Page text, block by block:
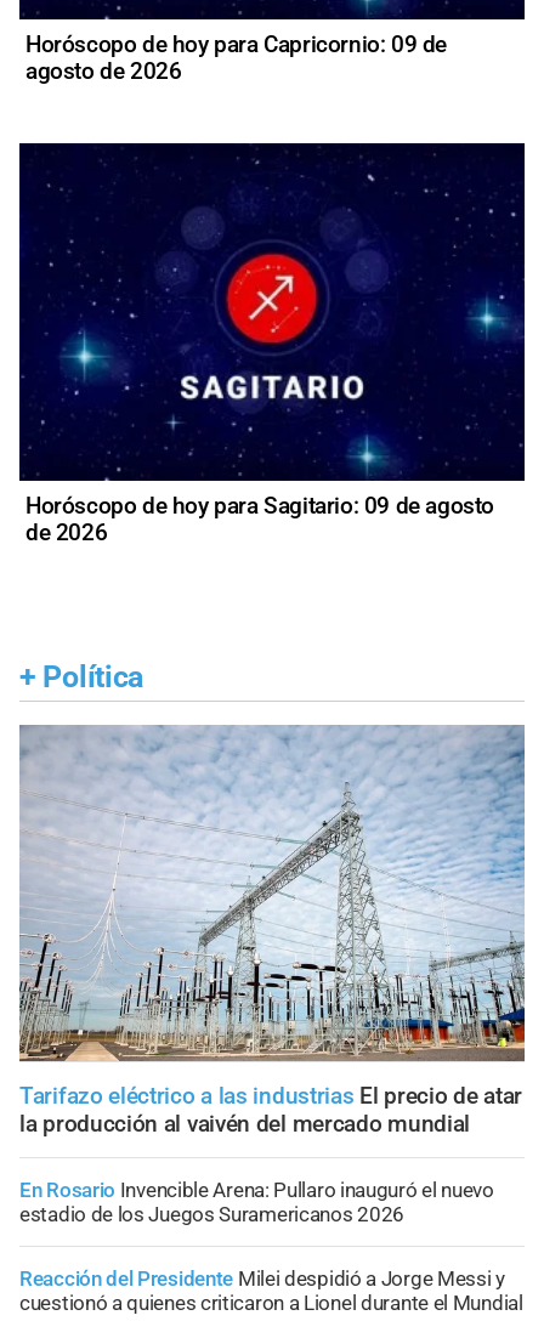
Horóscopo de hoy para Capricornio: 09 de
agosto de 2026
Horóscopo de hoy para Sagitario: 09 de agosto
de 2026
+ Política
Tarifazo eléctrico a las industrias El precio de atar
la producción al vaivén del mercado mundial
En Rosario Invencible Arena: Pullaro inauguró el nuevo
estadio de los Juegos Suramericanos 2026
Reacción del Presidente Milei despidió a Jorge Messi y
cuestionó a quienes criticaron a Lionel durante el Mundial